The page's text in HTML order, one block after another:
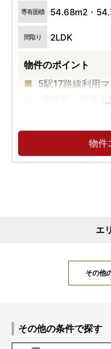
専有面積 54.68m2・
間取り 2LDK
物件のポイント
5駅17路線利用
線「田原町」駅徒
全邸2LDK南向
2026年8月入居
物件
エ
その他
その他の条件で探す